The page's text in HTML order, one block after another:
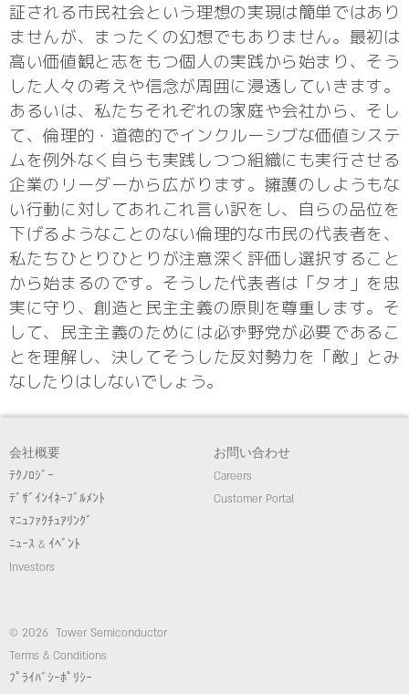
証される市民社会という理想の実現は簡単ではあり
ませんが、まったくの幻想でもありません。最初は
高い価値観と志をもつ個人の実践から始まり、そう
した人々の考えや信念が周囲に浸透していきます。
あるいは、私たちそれぞれの家庭や会社から、そし
て、倫理的・道徳的でインクルーシブな価値システ
ムを例外なく自らも実践しつつ組織にも実行させる
企業のリーダーから広がります。擁護のしようもな
い行動に対してあれこれ言い訳をし、自らの品位を
下げるようなことのない倫理的な市民の代表者を、
私たちひとりひとりが注意深く評価し選択すること
から始まるのです。そうした代表者は「タオ」を忠
実に守り、創造と民主主義の原則を尊重します。そ
して、民主主義のためには必ず野党が必要であるこ
とを理解し、決してそうした反対勢力を「敵」とみ
なしたりはしないでしょう。
会社概要
ﾃｸﾉﾛｼﾞｰ
ﾃﾞｻﾞｲﾝｲﾈｰﾌﾞﾙﾒﾝﾄ
ﾏﾆｭﾌｧｸﾁｭｱﾘﾝｸﾞ
ﾆｭｰｽ & ｲﾍﾞﾝﾄ
Investors
お問い合わせ
Careers
Customer Portal
© 2026 Tower Semiconductor
Terms & Conditions
ﾌﾟﾗｲﾊﾞｼｰﾎﾟﾘｼｰ